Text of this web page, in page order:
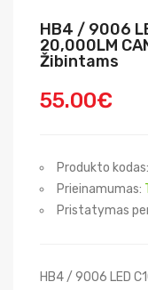
HB4 / 9006
20,000LM
Žibintams
55.00€
Produkto kodas:
Prieinamumas:
Pristatymas
HB4 / 9006 LED